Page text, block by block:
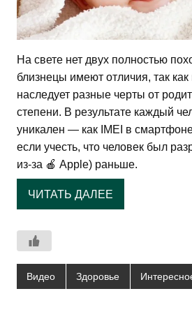
­На свете нет двух полностью
близнецы имеют отличия, так
наследует разные черты от
степени. В результате каждый
уникален — как IMEI в
если учесть, что человек был
из-за 🍎 Apple) раньше.
ЧИТАТЬ ДАЛЕЕ
Видео Здоровье